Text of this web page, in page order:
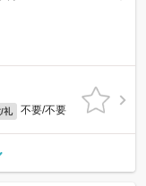
礼 不要/不要